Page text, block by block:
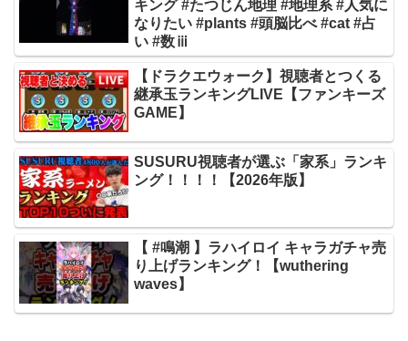
キング #たつじん地理 #地理系 #人気に
なりたい #plants #頭脳比べ #cat #占
い #数ⅲ
【ドラクエウォーク】視聴者とつくる
継承玉ランキングLIVE【ファンキーズ
GAME】
SUSURU視聴者が選ぶ「家系」ランキ
ング！！！！【2026年版】
【 #鳴潮 】ラハイロイ キャラガチャ売
り上げランキング！【wuthering
waves】